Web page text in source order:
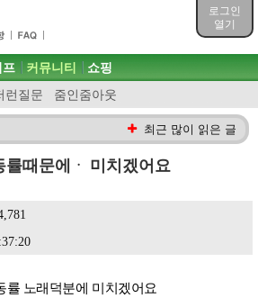
로그인
열기
프 커뮤니티
런질문 줌인줌아웃
쇼핑
최근 많이 읽은 글
때문에ᆞ 미치겠어요
률 노래덕분에 미치겠어요